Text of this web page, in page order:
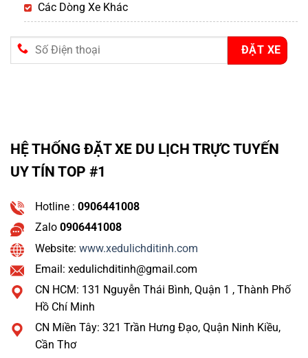
Các Dòng Xe Khác
HỆ THỐNG ĐẶT XE DU LỊCH TRỰC TUYẾN
UY TÍN TOP #1
Hotline : 0906441008
Zalo 0906441008
Website: www.xedulichditinh.com
Email: xedulichditinh@gmail.com
CN HCM: 131 Nguyễn Thái Bình, Quận 1 , Thành Phố
Hồ Chí Minh
CN Miền Tây: 321 Trần Hưng Đạo, Quận Ninh Kiều,
Cần Thơ